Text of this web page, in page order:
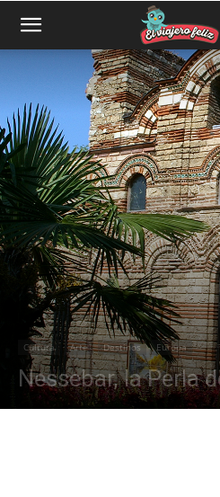
Cultura Arte Destinos Europa
Nessebar, la Perla